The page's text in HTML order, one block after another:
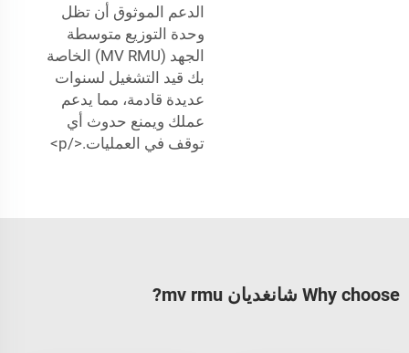
الدعم الموثوق أن تظل
وحدة التوزيع متوسطة
الجهد (MV RMU) الخاصة
بك قيد التشغيل لسنوات
عديدة قادمة، مما يدعم
عملك ويمنع حدوث أي
توقف في العمليات.</p>
Why choose شانغديان mv rmu?